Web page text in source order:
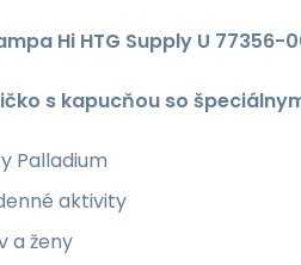
Hi HTG Supply U 77356-
s kapucňou so
Palladium
aktivity
a ženy